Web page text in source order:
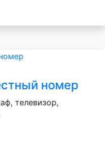
номер
телевизор,